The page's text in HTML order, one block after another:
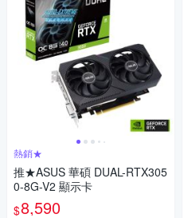
熱銷★
推★ASUS 華碩 DUAL-RTX305
0-8G-V2 顯示卡
$8,590